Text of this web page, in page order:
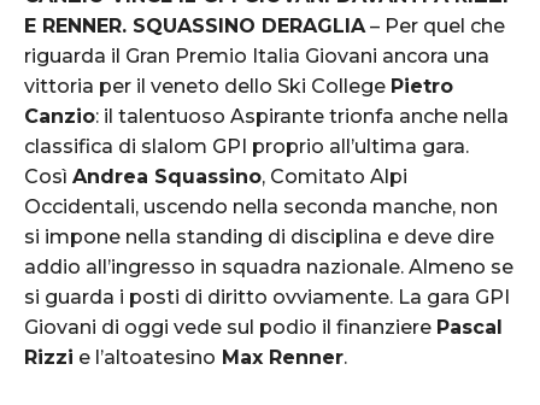
E RENNER. SQUASSINO DERAGLIA – Per quel che
riguarda il Gran Premio Italia Giovani ancora una
vittoria per il veneto dello Ski College Pietro
Canzio: il talentuoso Aspirante trionfa anche nella
classifica di slalom GPI proprio all’ultima gara.
Così Andrea Squassino, Comitato Alpi
Occidentali, uscendo nella seconda manche, non
si impone nella standing di disciplina e deve dire
addio all’ingresso in squadra nazionale. Almeno se
si guarda i posti di diritto ovviamente. La gara GPI
Giovani di oggi vede sul podio il finanziere Pascal
Rizzi e l’altoatesino Max Renner.